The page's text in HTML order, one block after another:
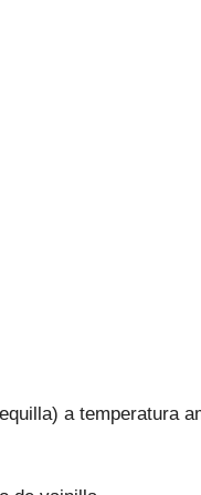
a temperatura